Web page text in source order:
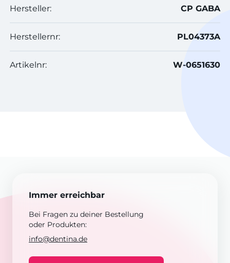
Hersteller: CP GABA
Herstellernr: PL04373A
Artikelnr: W-0651630
Immer erreichbar
Bei Fragen zu deiner Bestellung
oder Produkten:
info@dentina.de